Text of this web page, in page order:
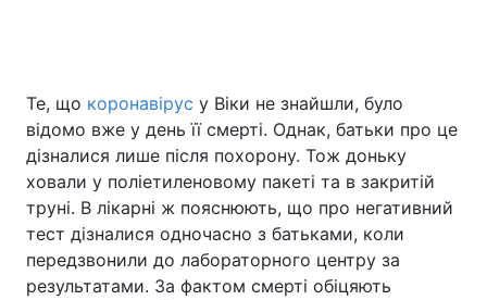
Те, що коронавірус у Віки не знайшли, було
відомо вже у день її смерті. Однак, батьки про це
дізналися лише після похорону. Тож доньку
ховали у поліетиленовому пакеті та в закритій
труні. В лікарні ж пояснюють, що про негативний
тест дізналися одночасно з батьками, коли
передзвонили до лабораторного центру за
результатами. За фактом смерті обіцяють